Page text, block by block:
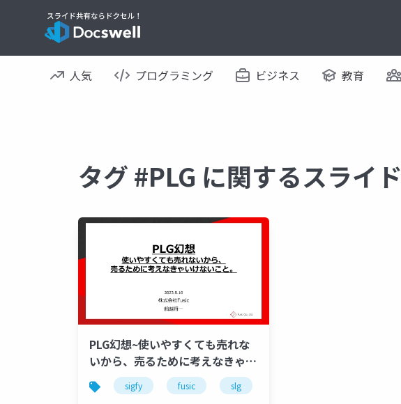
人気 プログラミング ビジネス 教育
タグ #PLG に関するスライド
PLG幻想~使いやすくても売れな
いから、売るために考えなきゃい
けないこと。~（Fusic Biz live
vol.1）
sigfy fusic slg